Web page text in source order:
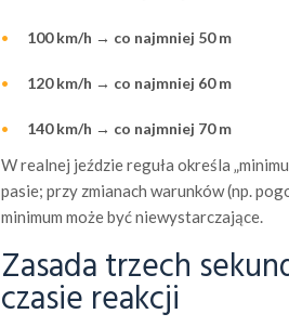
100 km/h → co najmniej 50 m
120 km/h → co najmniej 60 m
140 km/h → co najmniej 70 m
W realnej jeździe reguła określa
pasie; przy zmianach warunków (np.
minimum może być niewystarczające.
Zasada trzech
czasie reakcji